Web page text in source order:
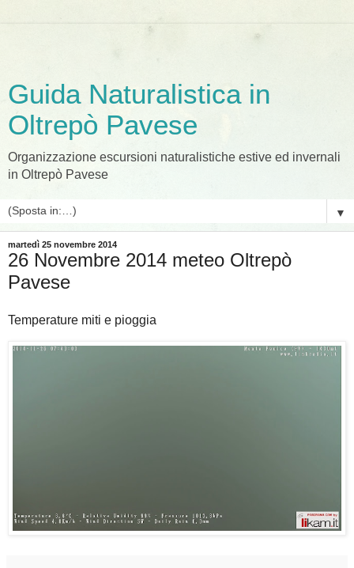
Guida Naturalistica in
Oltrepò Pavese
Organizzazione escursioni naturalistiche estive ed invernali
in Oltrepò Pavese
▼
martedì 25 novembre 2014
26 Novembre 2014 meteo Oltrepò
Pavese
Temperature miti e pioggia